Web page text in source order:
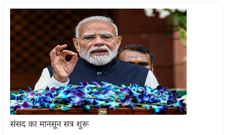
सा
ल
बे
मि
ल
श
ख्सि
संसद का मानसून सत्र शुरू